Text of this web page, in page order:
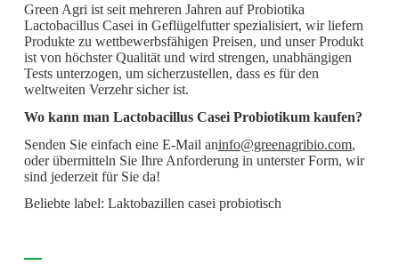
Green Agri ist seit mehreren Jahren auf Probiotika
Lactobacillus Casei in Geflügelfutter spezialisiert, wir liefern
Produkte zu wettbewerbsfähigen Preisen, und unser Produkt
ist von höchster Qualität und wird strengen, unabhängigen
Tests unterzogen, um sicherzustellen, dass es für den
weltweiten Verzehr sicher ist.
Wo kann man Lactobacillus Casei Probiotikum kaufen?
Senden Sie einfach eine E-Mail aninfo@greenagribio.com,
oder übermitteln Sie Ihre Anforderung in unterster Form, wir
sind jederzeit für Sie da!
Beliebte label: Laktobazillen casei probiotisch